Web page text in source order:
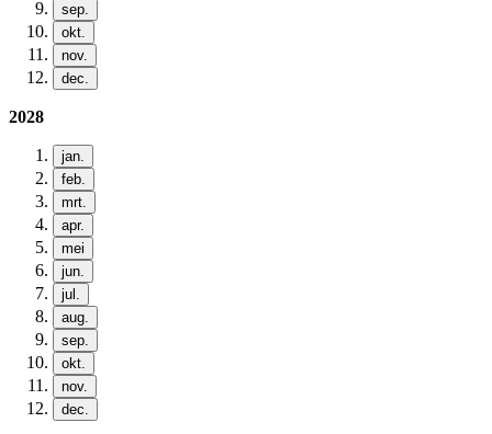
sep.
okt.
nov.
dec.
2028
jan.
feb.
mrt.
apr.
mei
jun.
jul.
aug.
sep.
okt.
nov.
dec.